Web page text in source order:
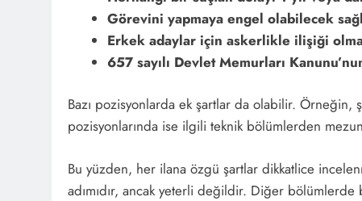
Görevini yapmaya engel olabilecek
Erkek adaylar için askerlikle ilişiği
657 sayılı Devlet Memurları
Bazı pozisyonlarda ek şartlar da olabilir. Örneğin,
pozisyonlarında ise ilgili teknik bölümlerden
Bu yüzden, her ilana özgü şartlar dikkatlice
adımıdır, ancak yeterli değildir. Diğer bölümlerde